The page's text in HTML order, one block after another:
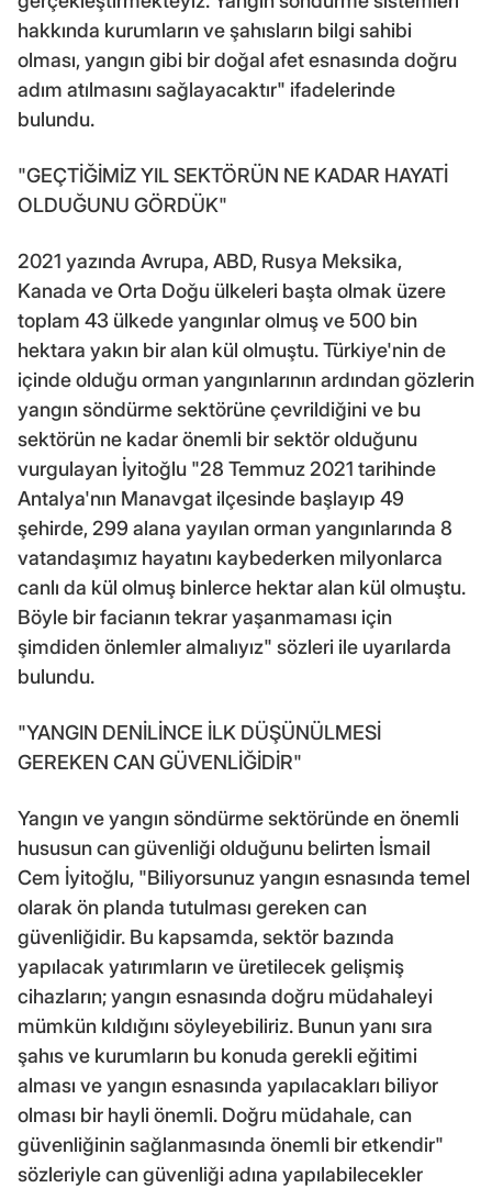
hakkında kurumların ve şahısların bilgi sahibi
olması, yangın gibi bir doğal afet esnasında doğru
adım atılmasını sağlayacaktır" ifadelerinde
bulundu.
"GEÇTİĞİMİZ YIL SEKTÖRÜN NE KADAR HAYATİ
OLDUĞUNU GÖRDÜK"
2021 yazında Avrupa, ABD, Rusya Meksika,
Kanada ve Orta Doğu ülkeleri başta olmak üzere
toplam 43 ülkede yangınlar olmuş ve 500 bin
hektara yakın bir alan kül olmuştu. Türkiye'nin de
içinde olduğu orman yangınlarının ardından gözlerin
yangın söndürme sektörüne çevrildiğini ve bu
sektörün ne kadar önemli bir sektör olduğunu
vurgulayan İyitoğlu "28 Temmuz 2021 tarihinde
Antalya'nın Manavgat ilçesinde başlayıp 49
şehirde, 299 alana yayılan orman yangınlarında 8
vatandaşımız hayatını kaybederken milyonlarca
canlı da kül olmuş binlerce hektar alan kül olmuştu.
Böyle bir facianın tekrar yaşanmaması için
şimdiden önlemler almalıyız" sözleri ile uyarılarda
bulundu.
"YANGIN DENİLİNCE İLK DÜŞÜNÜLMESİ
GEREKEN CAN GÜVENLİĞİDİR"
Yangın ve yangın söndürme sektöründe en önemli
hususun can güvenliği olduğunu belirten İsmail
Cem İyitoğlu, "Biliyorsunuz yangın esnasında temel
olarak ön planda tutulması gereken can
güvenliğidir. Bu kapsamda, sektör bazında
yapılacak yatırımların ve üretilecek gelişmiş
cihazların; yangın esnasında doğru müdahaleyi
mümkün kıldığını söyleyebiliriz. Bunun yanı sıra
şahıs ve kurumların bu konuda gerekli eğitimi
alması ve yangın esnasında yapılacakları biliyor
olması bir hayli önemli. Doğru müdahale, can
güvenliğinin sağlanmasında önemli bir etkendir"
sözleriyle can güvenliği adına yapılabilecekler